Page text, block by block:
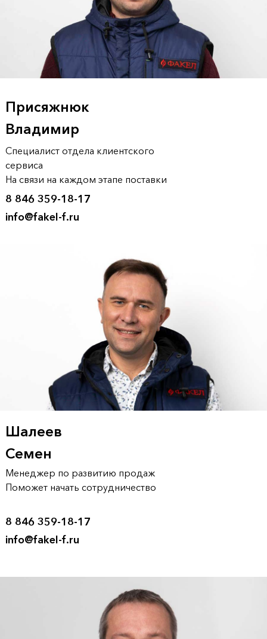
Присяжнюк
Владимир
Специалист отдела клиентского
сервиса
На связи на каждом этапе поставки
Шалеев
Семен
Менеджер по развитию продаж
Поможет начать сотрудничество
8 846 359-18-17
info@fakel-f.ru
8 846 359-18-17
info@fakel-f.ru